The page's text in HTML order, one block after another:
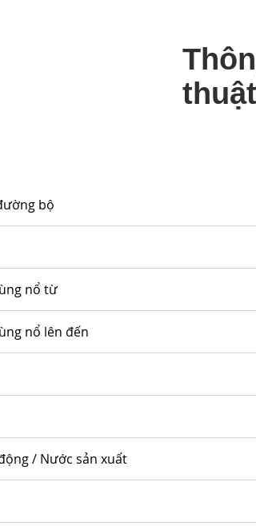
thuật
bộ
nổ từ
nổ lên đến
/ Nước sản xuất